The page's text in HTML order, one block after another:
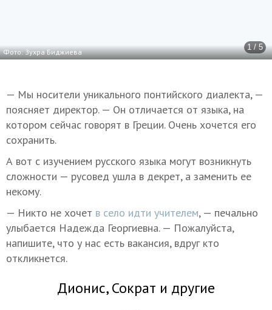
1 / 5
Фото: Зухра Биджиева
— Мы носители уникального понтийского диалекта, —
поясняет директор. — Он отличается от языка, на
котором сейчас говорят в Греции. Очень хочется его
сохранить.
А вот с изучением русского языка могут возникнуть
сложности — русовед ушла в декрет, а заменить ее
некому.
— Никто не хочет в село идти учителем, — печально
улыбается Надежда Георгиевна. — Пожалуйста,
напишите, что у нас есть вакансия, вдруг кто
откликнется.
Дионис, Сократ и другие